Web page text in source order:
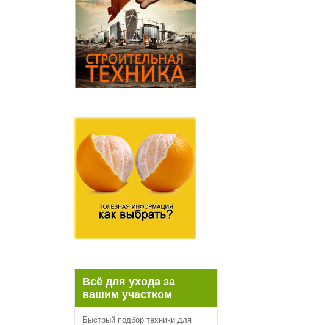
Всё для ухода за
вашим участком
Быстрый подбор техники для